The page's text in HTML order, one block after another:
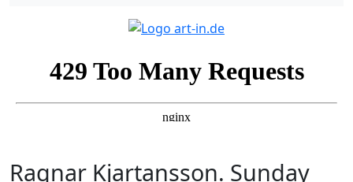
Ragnar Kjartansson. Sunday